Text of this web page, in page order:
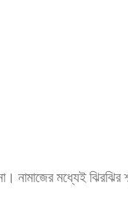
নামাজের মধ্যেই